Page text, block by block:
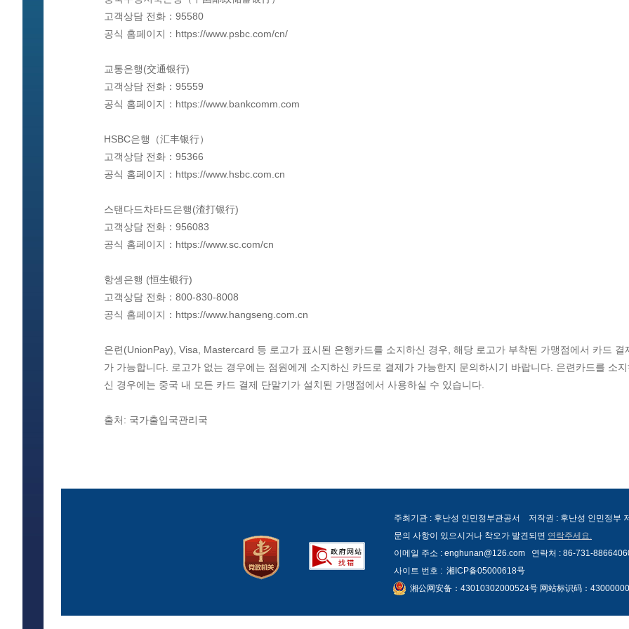
고객상담 전화：95580
공식 홈페이지：https://www.psbc.com/cn/
교통은행(交通银行)
고객상담 전화：95559
공식 홈페이지：https://www.bankcomm.com
HSBC은행（汇丰银行）
고객상담 전화：95366
공식 홈페이지：https://www.hsbc.com.cn
스탠다드차타드은행(渣打银行)
고객상담 전화：956083
공식 홈페이지：https://www.sc.com/cn
항셍은행 (恒生银行)
고객상담 전화：800-830-8008
공식 홈페이지：https://www.hangseng.com.cn
은련(UnionPay), Visa, Mastercard 등 로고가 표시된 은행카드를 소지하신 경우, 해당 로고가 부착된 가맹점에서 카드 결
가 가능합니다. 로고가 없는 경우에는 점원에게 소지하신 카드로 결제가 가능한지 문의하시기 바랍니다. 은련카드를 소
신 경우에는 중국 내 모든 카드 결제 단말기가 설치된 가맹점에서 사용하실 수 있습니다.
출처: 국가출입국관리국
주최기관 : 후난성 인민정부관공서 저작권 : 후난성 인민정부
문의 사항이 있으시거나 착오가 발견되면 연락주세요.
이메일 주소 : enghunan@126.com 연락처 : 86-731-
사이트 번호 : 湘ICP备05000618号
湘公网安备：43010302000524号 网站标识码：